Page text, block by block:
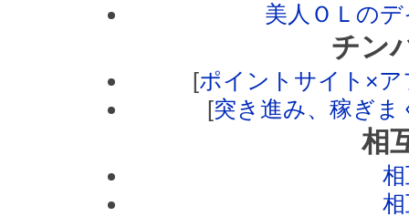
美人ＯＬの
チン
[ポイントサイト×
[突き進み、稼ぎ
相